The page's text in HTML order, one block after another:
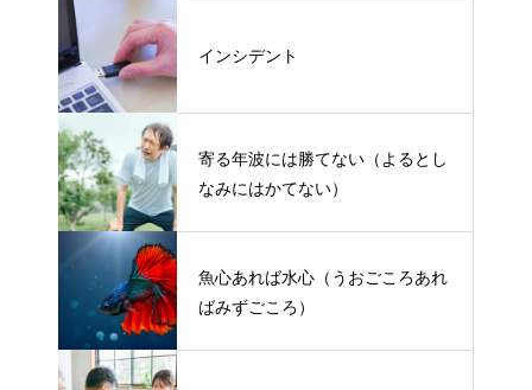
インシデント
寄る年波には勝てない（よるとし
なみにはかてない）
魚心あれば水心（うおごころあれ
ばみずごころ）